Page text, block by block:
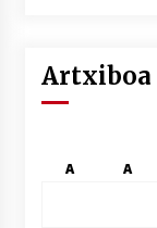
Artxiboa
A A